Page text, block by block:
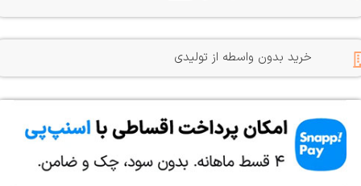
خرید بدون واسطه از تولیدی